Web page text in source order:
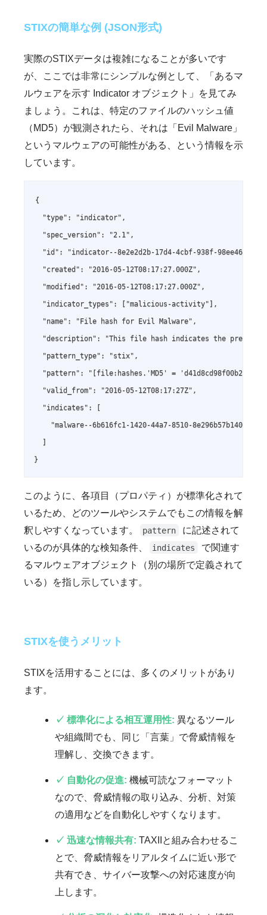
STIXの簡単な例 (JSON形式)
実際のSTIXデータは複雑になることが多いです
が、ここでは非常にシンプルな例として、「あるマ
ルウェアを示す Indicator オブジェクト」を見てみ
ましょう。これは、特定のファイルのハッシュ値
（MD5）が観測されたら、それは「Evil Malware」
というマルウェアの可能性がある、という情報を示
しています。
{
  "type": "indicator",
  "spec_version": "2.1",
"id": "indicator--8e2e2d2b-17d4-4cbf-938f-
  "created": "2016-05-12T08:17:27.000Z",
  "modified": "2016-05-12T08:17:27.000Z",
  "indicator_types": ["malicious-activity"],
  "name": "File hash for Evil Malware",
"description": "This file hash indicates the presence
  "pattern_type": "stix",
"pattern": "[file:hashes.'MD5' =
  "valid_from": "2016-05-12T08:17:27Z",
  "indicates": [
    "malware--6b616fc1-1420-44a7-8510-8e296b57b140"
  ]
}
このように、各項目（プロパティ）が標準化されて
いるため、どのツールやシステムでもこの情報を解
釈しやすくなっています。
pattern
に記述されて
いるのが具体的な検知条件、
indicates
で関連す
るマルウェアオブジェクト（別の場所で定義されて
いる）を指し示しています。
STIXを使うメリット
STIXを活用することには、多くのメリットがあり
ます。
✓ 標準化による相互運用性: 異なるツール
や組織間でも、同じ「言葉」で脅威情報を
理解し、交換できます。
✓ 自動化の促進: 機械可読なフォーマット
なので、脅威情報の取り込み、分析、対策
の適用などを自動化しやすくなります。
✓ 迅速な情報共有: TAXIIと組み合わせるこ
とで、脅威情報をリアルタイムに近い形で
共有でき、サイバー攻撃への対応速度が向
上します。